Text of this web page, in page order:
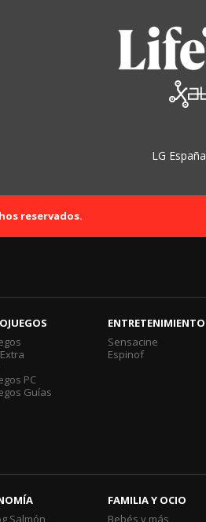
LG España
reservados.
PC
Guías
ENTRETENIMIENTO
Sensacine
Espinof
Salmón
FAMILIA Y OCIO
Bebés y más